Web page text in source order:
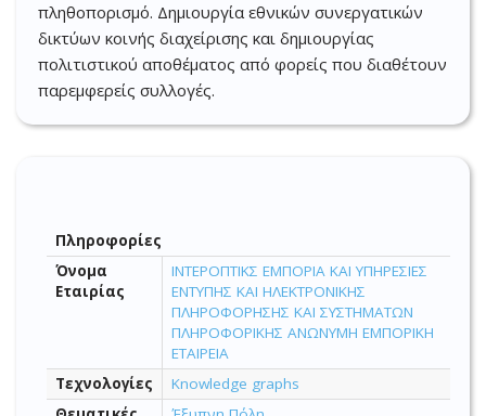
πληθοπορισμό. Δημιουργία εθνικών συνεργατικών
δικτύων κοινής διαχείρισης και δημιουργίας
πολιτιστικού αποθέματος από φορείς που διαθέτουν
παρεμφερείς συλλογές.
Πληροφορίες
Όνομα
Εταιρίας
ΙΝΤΕΡΟΠΤΙΚΣ ΕΜΠΟΡΙΑ ΚΑΙ ΥΠΗΡΕΣΙΕΣ
ΕΝΤΥΠΗΣ ΚΑΙ ΗΛΕΚΤΡΟΝΙΚΗΣ
ΠΛΗΡΟΦΟΡΗΣΗΣ ΚΑΙ ΣΥΣΤΗΜΑΤΩΝ
ΠΛΗΡΟΦΟΡΙΚΗΣ ΑΝΩΝΥΜΗ ΕΜΠΟΡΙΚΗ
ΕΤΑΙΡΕΙΑ
Τεχνολογίες
Knowledge graphs